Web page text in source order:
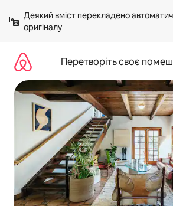
вмісту
Деякий вміст перекладено
оригіналу
Перетворіть своє